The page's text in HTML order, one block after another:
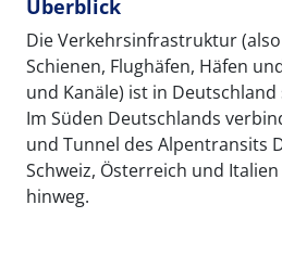
Überblick
Die Verkehrsinfrastruktur
Schienen, Flughäfen, Häfen
und Kanäle) ist in
Im Süden Deutschlands
und Tunnel des Alpentransits
Schweiz, Österreich und
hinweg.